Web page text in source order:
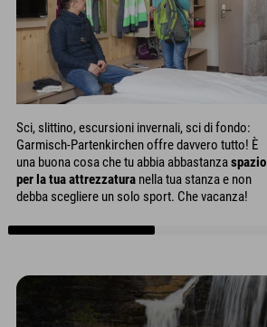
Sci, slittino, escursioni invernali, sci di fondo:
Garmisch-Partenkirchen offre davvero tutto! È
una buona cosa che tu abbia abbastanzaspazio
per la tua attrezzatura nella tua stanza e non
debba scegliere un solo sport. Che vacanza!